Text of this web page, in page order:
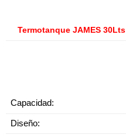
Termotanque JAMES 30Lts
Capacidad:
Diseño: